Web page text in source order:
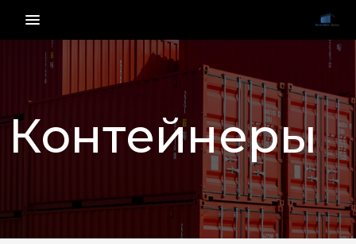
menu_vert
Контейнеры
НАЗАД ВПЕРЕД